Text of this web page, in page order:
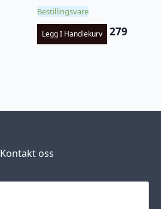
Bestillingsvare
Legg I Handlekurv 279
Kontakt oss